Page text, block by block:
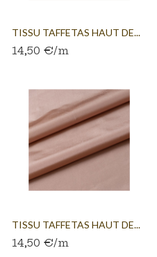
TISSU TAFFETAS HAUT DE...
14,50 €/m
TISSU TAFFETAS HAUT DE...
14,50 €/m